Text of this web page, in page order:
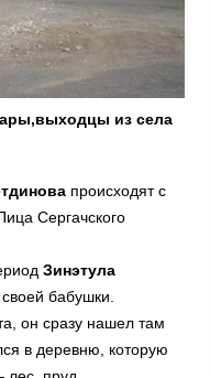
из села
происходят с
Сергачского
Зинэтула
бабушки.
он сразу нашел там
в деревню, которую